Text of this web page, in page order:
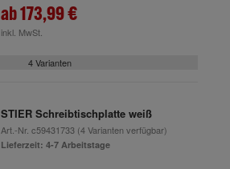
ab173,99 €
inkl. MwSt.
4 Varianten
STIER Schreibtischplatte weiß
Art.-Nr. c59431733(4 Varianten verfügbar)
Lieferzeit: 4-7 Arbeitstage